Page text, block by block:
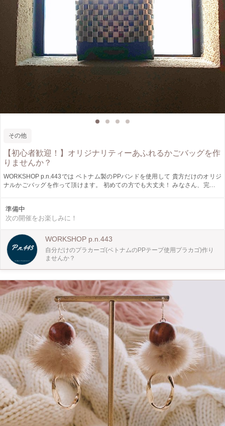
その他
【初心者歓迎！】オリジナリティーあふれるかごバッグを作
りませんか？
WORKSHOP p.n.443では ベトナム製のPPバンドを使用して 貴方だけのオリジ
ナルかごバッグを作って頂けます。 初めての方でも大丈夫！ みなさん、完成さ
準備中
次の開催をお楽しみに！
WORKSHOP p.n.443
自分だけのプラカーゴ(ベトナムのPPテープ使用プラカゴ)作り
ませんか？